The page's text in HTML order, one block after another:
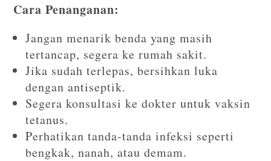
Cara Penanganan:
Jangan menarik benda yang masih
tertancap, segera ke rumah sakit.
Jika sudah terlepas, bersihkan luka
dengan antiseptik.
Segera konsultasi ke dokter untuk vaksin
tetanus.
Perhatikan tanda-tanda infeksi seperti
bengkak, nanah, atau demam.